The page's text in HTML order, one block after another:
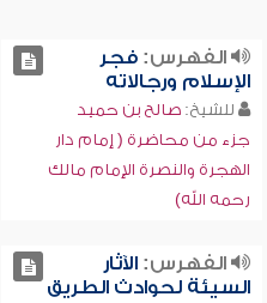
الفهرس:فجر
الإسلام ورجالاته
للشيخ:صالح بن حميد
جزء من محاضرة ( إمام دار
الهجرة والنصرة الإمام مالك
رحمه الله)
الفهرس:الآثار
السيئة لحوادث الطريق